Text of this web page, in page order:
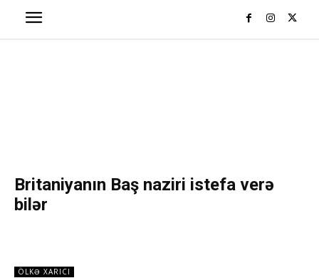
Britaniyanın Baş naziri istefa verə
bilər
ÖLKƏ XARICI